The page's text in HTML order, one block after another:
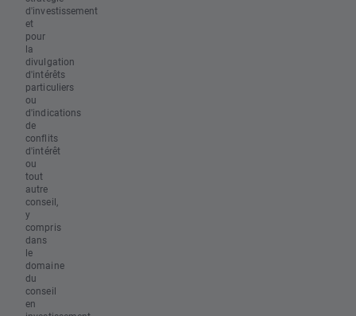
d'investissement
et
pour
la
divulgation
d'intérêts
particuliers
ou
d'indications
de
conflits
d'intérêt
ou
tout
autre
conseil,
y
compris
dans
le
domaine
du
conseil
en